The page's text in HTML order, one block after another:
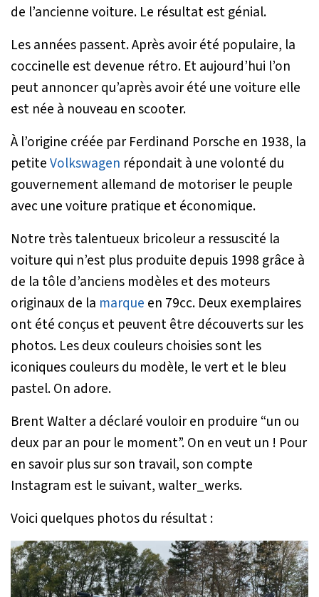
de l’ancienne voiture. Le résultat est génial.
Les années passent. Après avoir été populaire, la
coccinelle est devenue rétro. Et aujourd’hui l’on
peut annoncer qu’après avoir été une voiture elle
est née à nouveau en scooter.
À l’origine créée par Ferdinand Porsche en 1938, la
petiteVolkswagen répondait à une volonté du
gouvernement allemand de motoriser le peuple
avec une voiture pratique et économique.
Notre très talentueux bricoleur a ressuscité la
voiture qui n’est plus produite depuis 1998 grâce à
de la tôle d’anciens modèles et des moteurs
originaux de la marque en 79cc. Deux exemplaires
ont été conçus et peuvent être découverts sur les
photos. Les deux couleurs choisies sont les
iconiques couleurs du modèle, le vert et le bleu
pastel. On adore.
Brent Walter a déclaré vouloir en produire “un ou
deux par an pour le moment”. On en veut un ! Pour
en savoir plus sur son travail, son compte
Instagram est le suivant, walter_werks.
Voici quelques photos du résultat :